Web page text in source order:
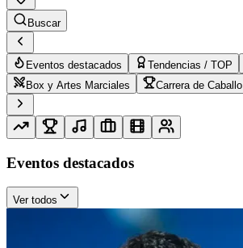
Buscar
Eventos destacados Tendencias / TOP
Box y Artes Marciales
Carrera de Caballo
Eventos destacados
Ver todos